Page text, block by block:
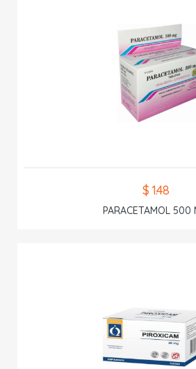
$ 1.48
PARACETAMOL 500